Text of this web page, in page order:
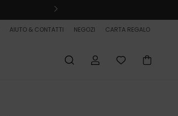
AIUTO & CONTATTI NEGOZI CARTA REGALO